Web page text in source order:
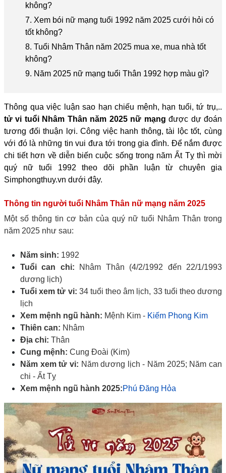
không?
7. Xem bói nữ mạng tuổi 1992 năm 2025 cưới hỏi có
tốt không?
8. Tuổi Nhâm Thân năm 2025 mua xe, mua nhà tốt
không?
9. Năm 2025 nữ mạng tuổi Thân 1992 hợp màu gì?
Thông qua việc luận sao hạn chiếu mệnh, hạn tuổi, tứ trụ,..
tử vi tuổi Nhâm Thân năm 2025 nữ mạng được dự đoán
tương đối thuận lợi. Công việc hanh thông, tài lộc tốt, cùng
với đó là những tin vui đưa tới trong gia đình. Để nắm được
chi tiết hơn về diễn biến cuộc sống trong năm Ất Tỵ thì mời
quý nữ tuổi 1992 theo dõi phần luận từ chuyên gia
Simphongthuy.vn dưới đây.
Thông tin người tuổi Nhâm Thân nữ mạng năm 2025
Một số thông tin cơ bản của quý nữ tuổi Nhâm Thân trong
năm 2025 như sau:
Năm sinh: 1992
Tuổi can chi:
Nhâm Thân (4/2/1992 đến 22/1/1993
dương lịch)
Tuổi xem tử vi: 34 tuổi theo âm lịch, 33 tuổi theo dương
lịch
Xem mệnh ngũ hành: Mệnh Kim - Kiếm Phong Kim
Thiên can: Nhâm
Địa chi: Thân
Cung mệnh: Cung Đoài (Kim)
Năm xem tử vi: Năm dương lịch - Năm 2025; Năm can
chi - Ất Tỵ
Xem mệnh ngũ hành 2025:Phú Đăng Hỏa